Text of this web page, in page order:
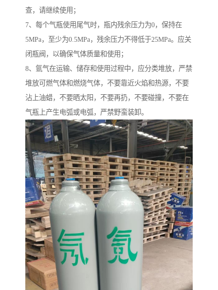
查，请继续使用；
7、每个气瓶使用尾气时，瓶内残余压力为0，保持在
5MPa，至少为0.5MPa，残余压力不得低于25MPa。应关
闭瓶阀，以确保气体质量和使用；
8、氩气在运输、储存和使用过程中，应分类堆放，严禁
堆放可燃气体和燃烧气体，不要靠近火焰和热源，不要
沾上油蜡，不要晒太阳，不要再扔，不要碰撞，不要在
气瓶上产生电弧或电弧，严禁野蛮装卸。